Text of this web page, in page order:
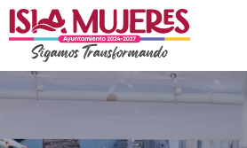
Inicio